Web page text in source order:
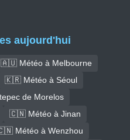
aujourd'hui
🇦🇺 Météo à Melbourne
🇰🇷 Météo à Séoul
de Morelos
🇨🇳 Météo à Jinan
Météo à Wenzhou